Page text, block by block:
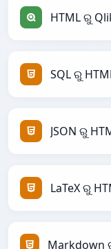
HTML ରୁ
SQL ରୁ
JSON ରୁ
LaTeX ରୁ